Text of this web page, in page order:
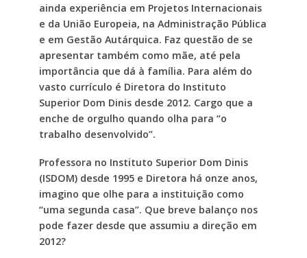
ainda experiência em Projetos Internacionais
e da União Europeia, na Administração Pública
e em Gestão Autárquica. Faz questão de se
apresentar também como mãe, até pela
importância que dá à família. Para além do
vasto currículo é Diretora do Instituto
Superior Dom Dinis desde 2012. Cargo que a
enche de orgulho quando olha para “o
trabalho desenvolvido”.
Professora no Instituto Superior Dom Dinis
(ISDOM) desde 1995 e Diretora há onze anos,
imagino que olhe para a instituição como
“uma segunda casa”. Que breve balanço nos
pode fazer desde que assumiu a direção em
2012?